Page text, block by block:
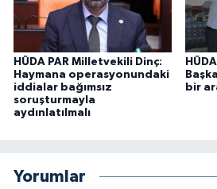
HÜDA PAR Milletvekili Dinç:
Haymana operasyonundaki
iddialar bağımsız
soruşturmayla
aydınlatılmalı
bir
Yorumlar